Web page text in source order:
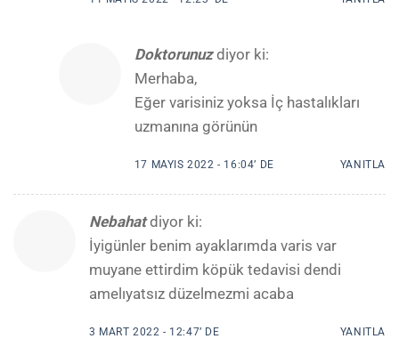
Doktorunuz diyor ki:
Merhaba,
Eğer varisiniz yoksa İç hastalıkları
uzmanına görünün
17 MAYIS 2022 - 16:04’ DE YANITLA
Nebahat diyor ki:
İyigünler benim ayaklarımda varis var
muyane ettirdim köpük tedavisi dendi
amelıyatsız düzelmezmi acaba
3 MART 2022 - 12:47’ DE YANITLA